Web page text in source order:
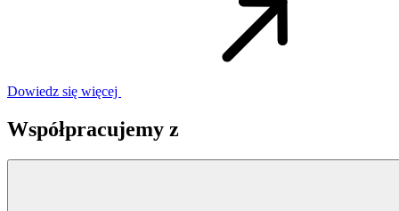
Dowiedz się więcej
Współpracujemy z